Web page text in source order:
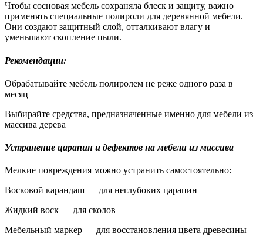
Чтобы сосновая мебель сохраняла блеск и защиту, важно
применять специальные полироли для деревянной мебели.
Они создают защитный слой, отталкивают влагу и
уменьшают скопление пыли.
Рекомендации:
Обрабатывайте мебель полиролем не реже одного раза в
месяц
Выбирайте средства, предназначенные именно для мебели из
массива дерева
Устранение царапин и дефектов на мебели из массива
Мелкие повреждения можно устранить самостоятельно:
Восковой карандаш — для неглубоких царапин
Жидкий воск — для сколов
Мебельный маркер — для восстановления цвета древесины